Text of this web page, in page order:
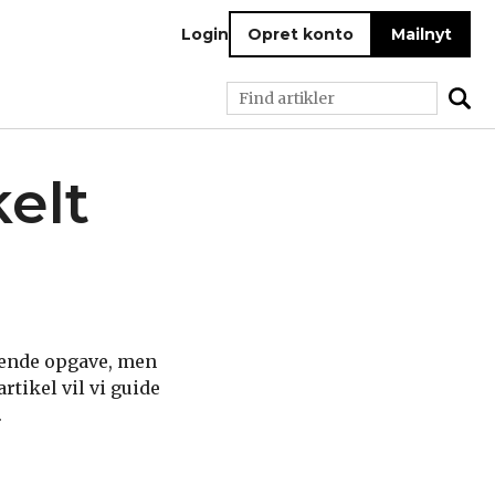
Login Opret konto Mailnyt
opgave, men
vil vi guide